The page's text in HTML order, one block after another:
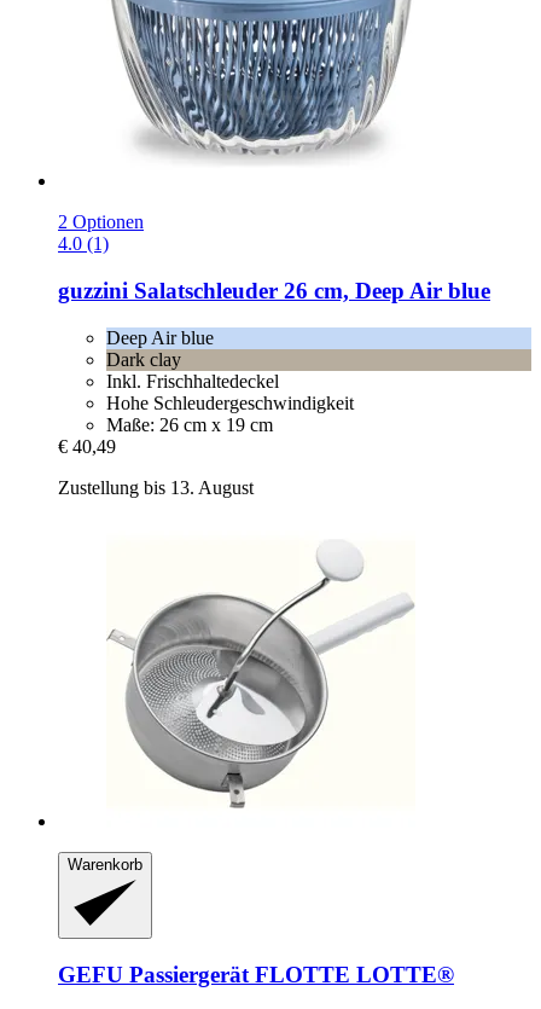
2 Optionen
4.0 (1)
guzzini Salatschleuder 26 cm, Deep Air blue
Deep Air blue
Dark clay
Inkl. Frischhaltedeckel
Hohe Schleudergeschwindigkeit
Maße: 26 cm x 19 cm
€ 40,49
Zustellung bis 13. August
Warenkorb
GEFU Passiergerät FLOTTE LOTTE®